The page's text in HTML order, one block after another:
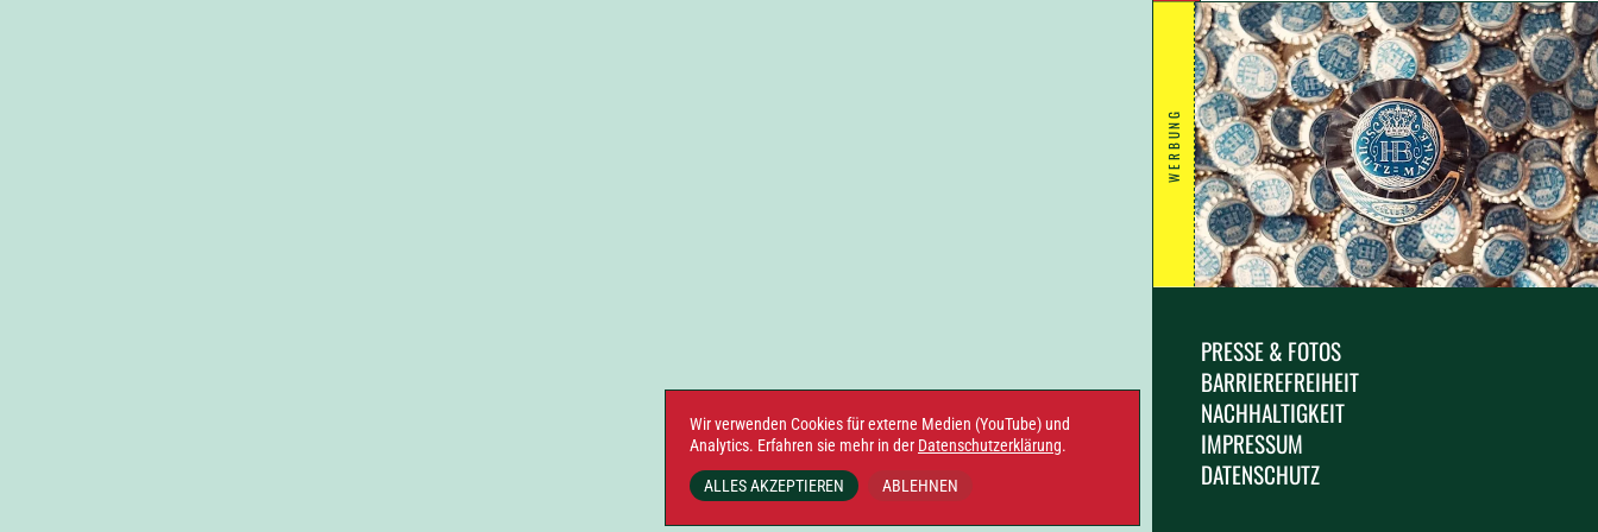
WERBUNG
PRESSE & FOTOS
BARRIEREFREIHEIT
NACHHALTIGKEIT
IMPRESSUM
DATENSCHUTZ
Wir verwenden Cookies für externe Medien (YouTube) und
Analytics. Erfahren sie mehr in der Datenschutzerklärung.
ALLES AKZEPTIEREN ABLEHNEN